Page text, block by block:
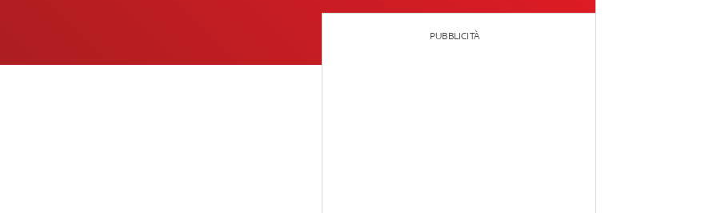
PUBBLICITÀ